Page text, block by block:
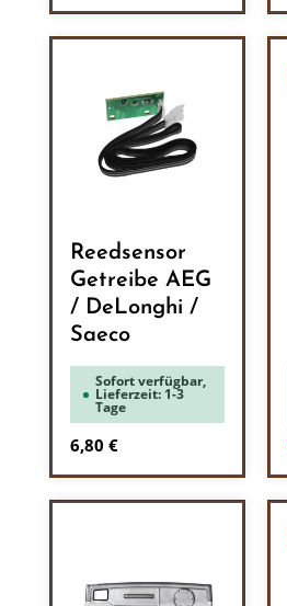
Reedsensor
Getreibe AEG
/ DeLonghi /
Saeco
Sofort verfügbar,
Lieferzeit: 1-3
Tage
Regulärer Preis:
6,80 €